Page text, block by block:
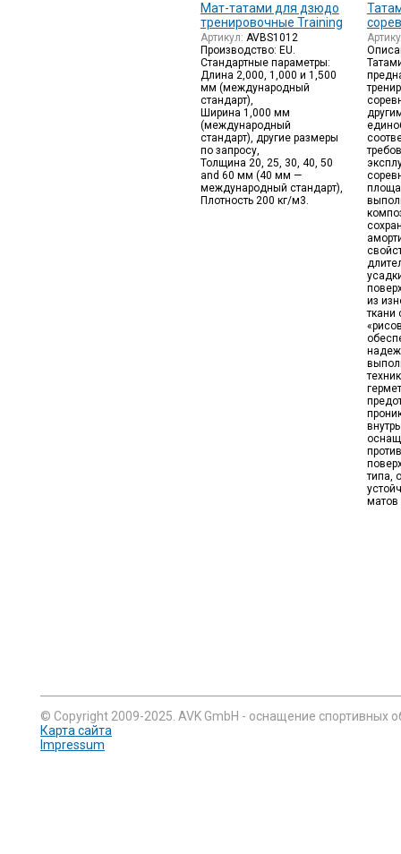
Мат-татами для дзюдо
тренировочные Training
Артикул: AVBS1012
Производство: EU.
Стандартные параметры:
Длина 2,000, 1,000 и 1,500
мм (международный
стандарт),
Ширина 1,000 мм
(международный
стандарт), другие размеры
по запросу,
Толщина 20, 25, 30, 40, 50
and 60 мм (40 мм —
международный стандарт),
Плотность 200 кг/м3.
из
ткани
типа,
матов
© Copyright 2009-2025. AVK GmbH - оснащение спортивных
Карта сайта
Impressum